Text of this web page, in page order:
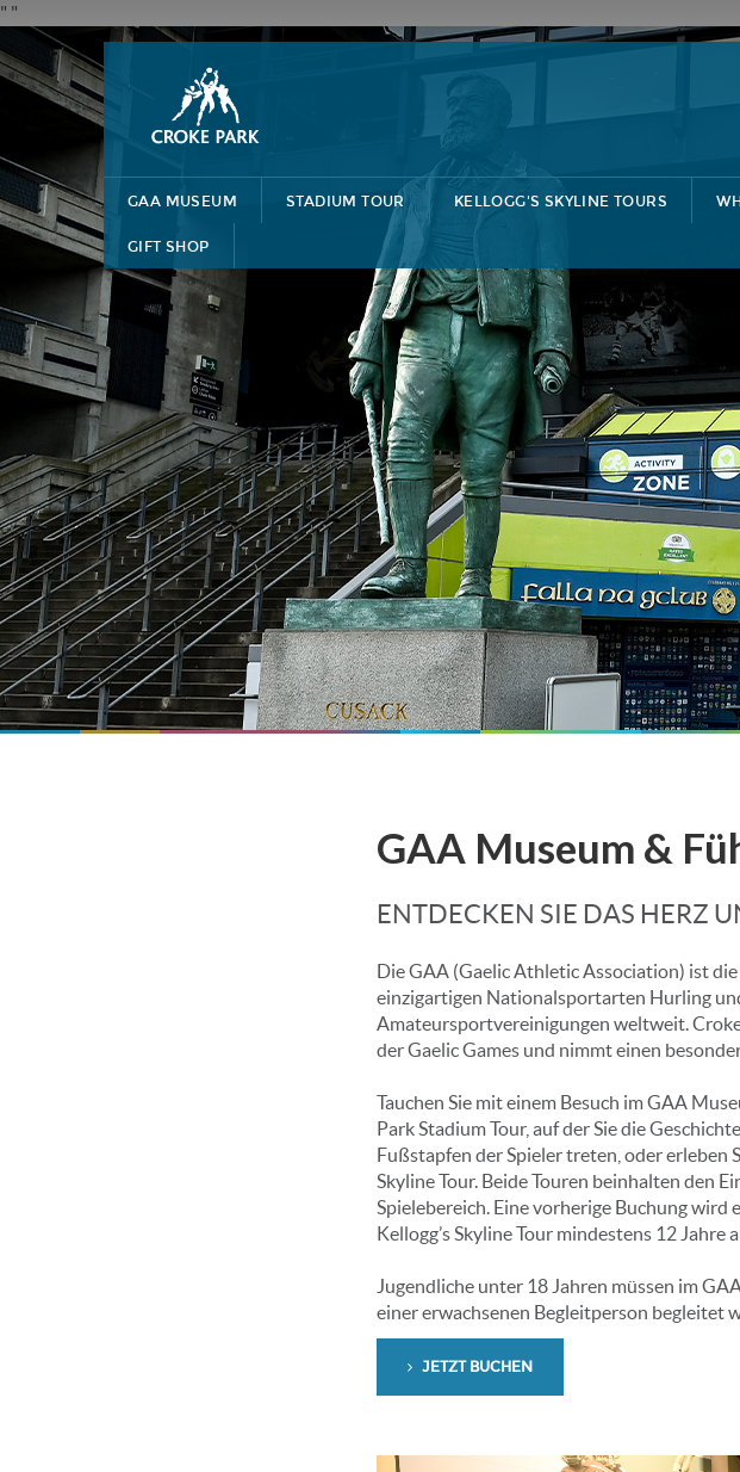
" "
GAA MUSEUM STADIUM TOUR KELLOGG'S SKYLINE TOURS
GIFT SHOP
GAA Museum &
ENTDECKEN SIE DAS HERZ
Die GAA (Gaelic Athletic Association) ist
einzigartigen Nationalsportarten Hurling
Amateursportvereinigungen weltweit.
der Gaelic Games und nimmt einen
Tauchen Sie mit einem Besuch im GAA
Park Stadium Tour, auf der Sie die
Fußstapfen der Spieler treten, oder erleben
Skyline Tour. Beide Touren beinhalten den
Spielebereich. Eine vorherige Buchung wird
Kellogg’s Skyline Tour mindestens 12 Jahre
Jugendliche unter 18 Jahren müssen im
einer erwachsenen Begleitperson begleitet
JETZT BUCHEN